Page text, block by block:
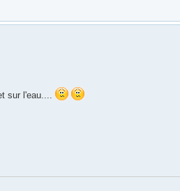
sur l'eau....